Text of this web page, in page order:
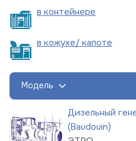
в контейнере
в кожухе/ капоте
Модель
Дизельный
(Baudouin)